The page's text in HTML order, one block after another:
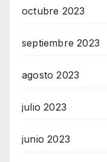
octubre 2023
septiembre 2023
agosto 2023
julio 2023
junio 2023